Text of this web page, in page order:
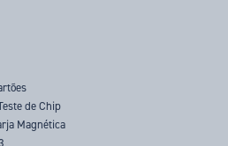
de Chip
Magnética